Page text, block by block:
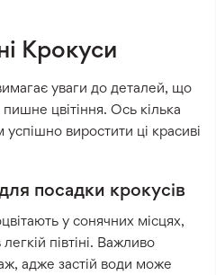
Крокуси
уваги до деталей, що
цвітіння. Ось кілька
виростити ці красиві
посадки крокусів
у сонячних місцях,
півтіні. Важливо
адже застій води може